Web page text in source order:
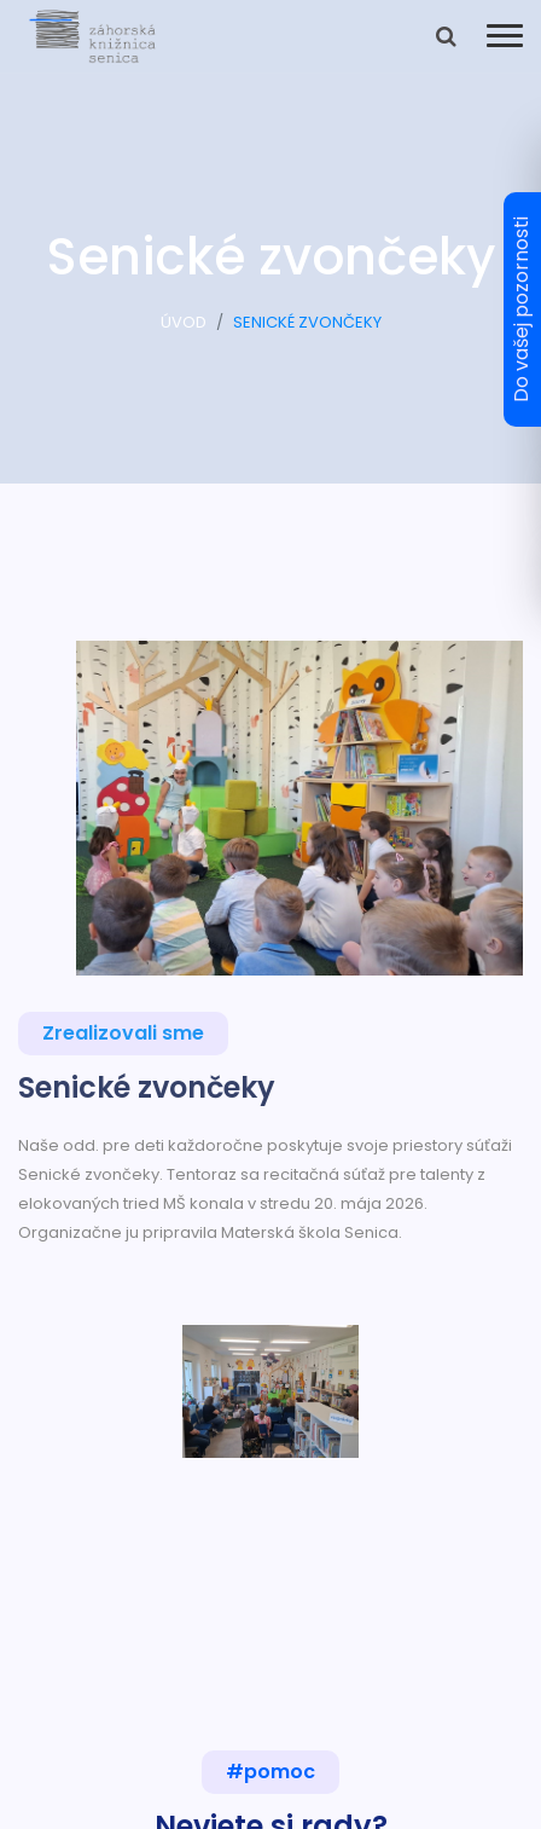
Senické zvončeky
ÚVOD SENICKÉ ZVONČEKY
Zrealizovali sme
Senické zvončeky
Naše odd. pre deti každoročne poskytuje svoje priestory súťaži
Senické zvončeky. Tentoraz sa recitačná súťaž pre talenty z
elokovaných tried MŠ konala v stredu 20. mája 2026.
Organizačne ju pripravila Materská škola Senica.
#pomoc